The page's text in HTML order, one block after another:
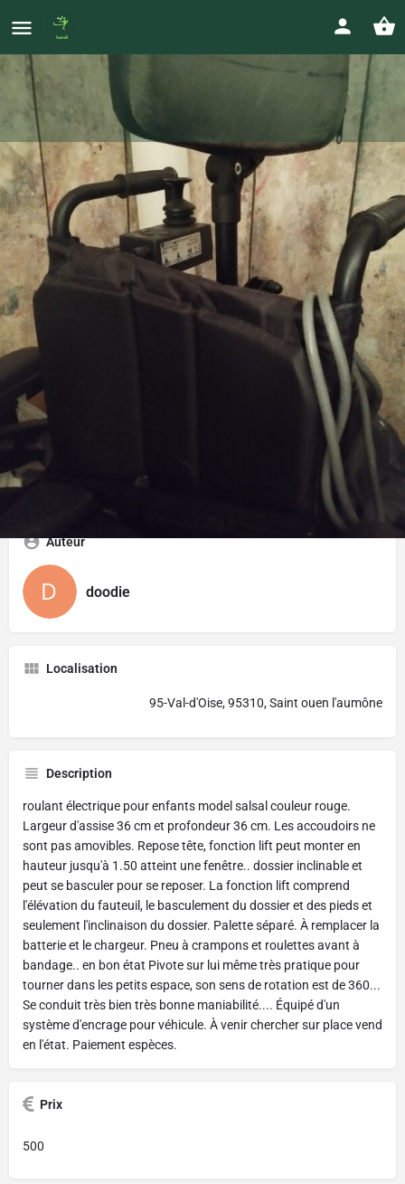
Fauteuil roulant électrique enfant
Prix
500€ 0611130061
Votre annonce
Envoyer un message
Auteur
doodie
Localisation
95-Val-d'Oise, 95310, Saint ouen l'aumône
Description
roulant électrique pour enfants model salsal couleur rouge.
Largeur d'assise 36 cm et profondeur 36 cm. Les accoudoirs ne
sont pas amovibles. Repose tête, fonction lift peut monter en
hauteur jusqu'à 1.50 atteint une fenêtre.. dossier inclinable et
peut se basculer pour se reposer. La fonction lift comprend
l'élévation du fauteuil, le basculement du dossier et des pieds et
seulement l'inclinaison du dossier. Palette séparé. À remplacer la
batterie et le chargeur. Pneu à crampons et roulettes avant à
bandage.. en bon état Pivote sur lui même très pratique pour
tourner dans les petits espace, son sens de rotation est de 360...
Se conduit très bien très bonne maniabilité.... Équipé d'un
système d'encrage pour véhicule. À venir chercher sur place vend
en l'état. Paiement espèces.
Prix
500